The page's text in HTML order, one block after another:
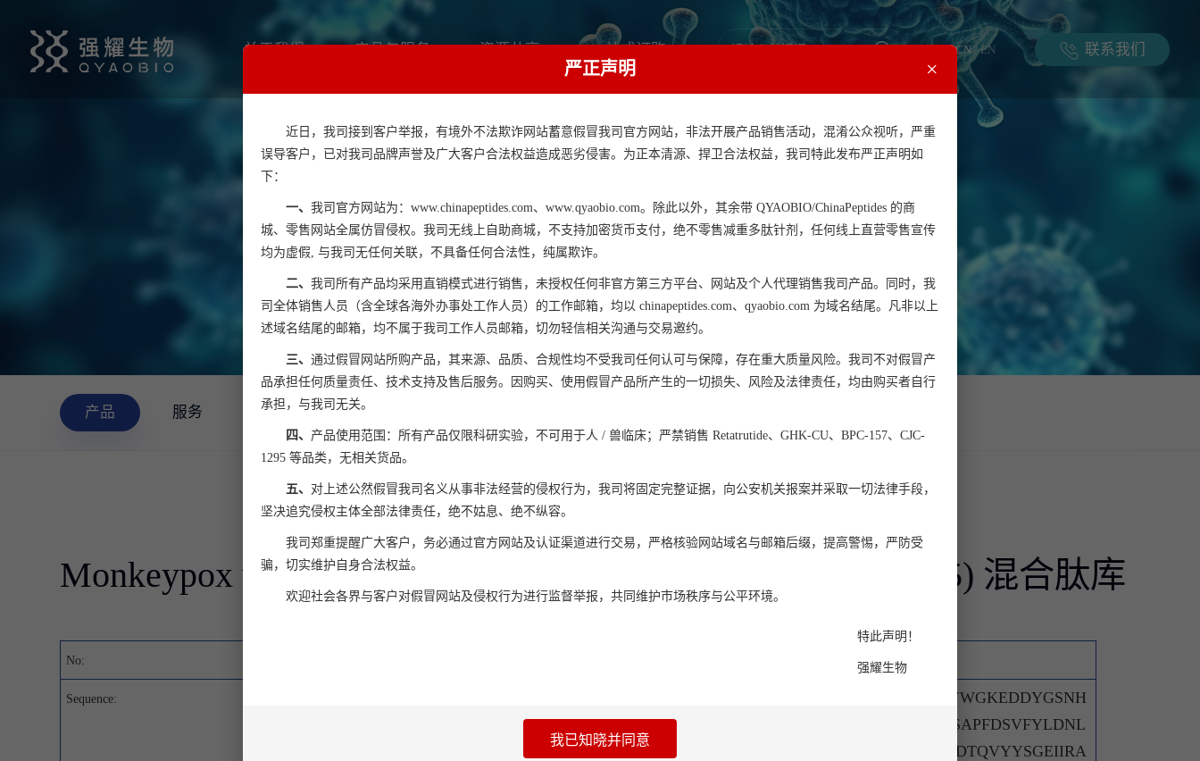
关于我们 产品与服务 资源共享 一站式订购 CN / EN 联系我们
Monkeypox virus猴痘病毒多肽
产品 服务
Monkeypox virus Cell surface-binding protein OPG105 (1-275) 混合肽库
No:
Sequence:
MPQQLSPINIETKKAISDARLKTLDIHYNESKPTTIQNTGKLVRINFKGGYISGGFLPNEYVLSTIHIYWGKEDDYGSNH
LIDVYKYSGEINLVHWNKKKYSSYEEAKKHDDGIIIIAIFLQVSDHKNVYFQKIVNQLDSIRSANMSAPFDSVFYLDNL
LPSTLDYFTYLGTTINHSADAAWIIFPTPINIHSDQLSKFRTLLSSSNHEGKPHYITENYRNPYKLNDDTQVYYSGEIIRA
严正声明 ×
近日，我司接到客户举报，有境外不法欺诈网站蓄意假冒我司官方网站，非法开展产品销售活动，混淆公众视听，严重
误导客户，已对我司品牌声誉及广大客户合法权益造成恶劣侵害。为正本清源、捍卫合法权益，我司特此发布严正声明如
下：
一、 我司官方网站为：www.chinapeptides.com、www.qyaobio.com。除此以外，其余带 QYAOBIO/ChinaPeptides 的商
城、零售网站全属仿冒侵权。我司无线上自助商城，不支持加密货币支付，绝不零售减重多肽针剂，任何线上直营零售宣传
均为虚假, 与我司无任何关联，不具备任何合法性，纯属欺诈。
二、 我司所有产品均采用直销模式进行销售，未授权任何非官方第三方平台、网站及个人代理销售我司产品。同时，我
司全体销售人员（含全球各海外办事处工作人员）的工作邮箱，均以 chinapeptides.com、qyaobio.com 为域名结尾。凡非以上
述域名结尾的邮箱，均不属于我司工作人员邮箱，切勿轻信相关沟通与交易邀约。
三、 通过假冒网站所购产品，其来源、品质、合规性均不受我司任何认可与保障，存在重大质量风险。我司不对假冒产
品承担任何质量责任、技术支持及售后服务。因购买、使用假冒产品所产生的一切损失、风险及法律责任，均由购买者自行
承担，与我司无关。
四、 产品使用范围：所有产品仅限科研实验，不可用于人 / 兽临床；严禁销售 Retatrutide、GHK-CU、BPC-157、CJC-
1295 等品类，无相关货品。
五、 对上述公然假冒我司名义从事非法经营的侵权行为，我司将固定完整证据，向公安机关报案并采取一切法律手段，
坚决追究侵权主体全部法律责任，绝不姑息、绝不纵容。
我司郑重提醒广大客户，务必通过官方网站及认证渠道进行交易，严格核验网站域名与邮箱后缀，提高警惕，严防受
骗，切实维护自身合法权益。
欢迎社会各界与客户对假冒网站及侵权行为进行监督举报，共同维护市场秩序与公平环境。
特此声明！
强耀生物
我已知晓并同意